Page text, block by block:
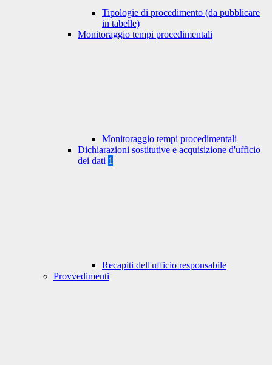
Tipologie di procedimento (da pubblicare
in tabelle)
Monitoraggio tempi procedimentali
Monitoraggio tempi procedimentali
Dichiarazioni sostitutive e acquisizione d'ufficio
dei dati 1
Recapiti dell'ufficio responsabile
Provvedimenti